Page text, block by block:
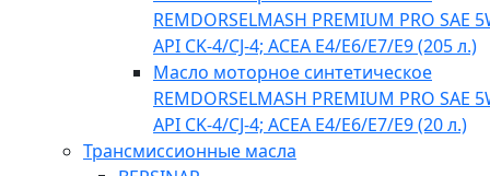
REMDORSELMASH PREMIUM PRO SAE
API CK-4/CJ-4; ACEA E4/Е6/E7/E9 (205 л.)
Масло моторное синтетическое
REMDORSELMASH PREMIUM PRO SAE
API CK-4/CJ-4; ACEA E4/Е6/E7/E9 (20 л.)
Трансмиссионные масла